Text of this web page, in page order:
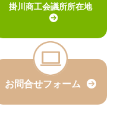
掛川商工会議所所在地
お問合せフォーム